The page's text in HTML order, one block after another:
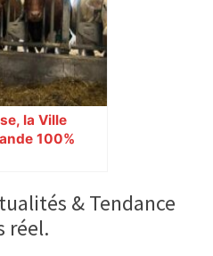
la Ville
100%
& Tendance
réel.